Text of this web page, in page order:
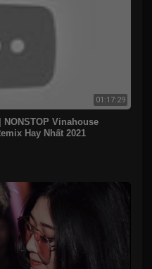
01:17:29
Vinahouse
Hay Nhất 2021